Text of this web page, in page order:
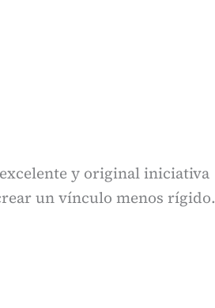
y original iniciativa
un vínculo menos rígido.